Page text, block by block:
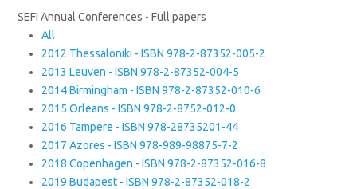
SEFI Annual Conferences - Full papers
All
2012 Thessaloniki - ISBN 978-2-87352-005-2
2013 Leuven - ISBN 978-2-87352-004-5
2014 Birmingham - ISBN 978-2-87352-010-6
2015 Orleans - ISBN 978-2-8752-012-0
2016 Tampere - ISBN 978-28735201-44
2017 Azores - ISBN 978-989-98875-7-2
2018 Copenhagen - ISBN 978-2-87352-016-8
2019 Budapest - ISBN 978-2-87352-018-2